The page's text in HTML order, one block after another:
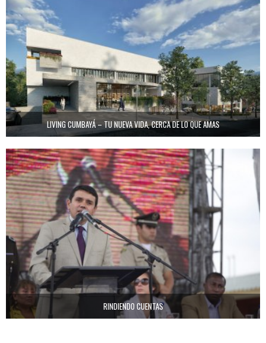
LIVING CUMBAYÁ – TU NUEVA VIDA, CERCA DE LO QUE AMAS
RINDIENDO CUENTAS